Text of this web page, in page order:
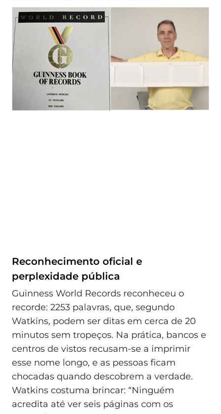
Reconhecimento oficial e
perplexidade pública
Guinness World Records reconheceu o
recorde: 2253 palavras, que, segundo
Watkins, podem ser ditas em cerca de 20
minutos sem tropeços. Na prática, bancos e
centros de vistos recusam-se a imprimir
esse nome longo, e as pessoas ficam
chocadas quando descobrem a verdade.
Watkins costuma brincar: “Ninguém
acredita até ver seis páginas com os